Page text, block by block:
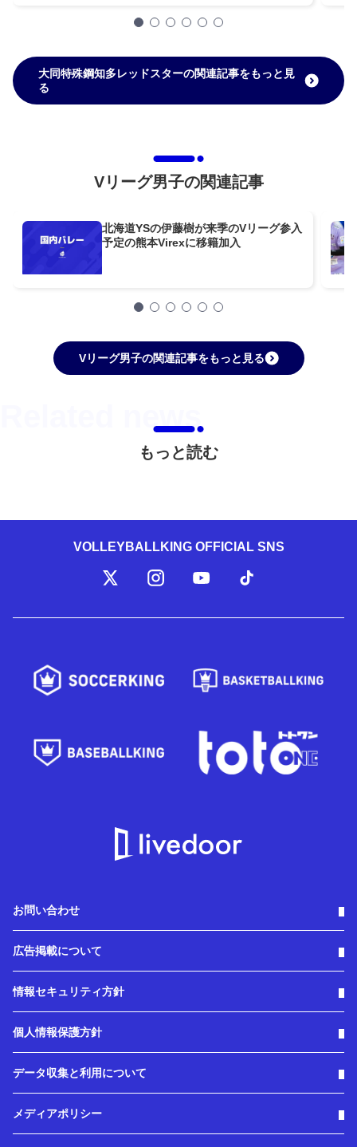
大同特殊鋼知多レッドスターの関連記事をもっと見
る
Vリーグ男子の関連記事
北海道YSの伊藤樹が来季のVリーグ参入
予定の熊本Virexに移籍加入
Vリーグ男子の関連記事をもっと見る
もっと読む
VOLLEYBALLKING OFFICIAL SNS
お問い合わせ
広告掲載について
情報セキュリティ方針
個人情報保護方針
データ収集と利用について
メディアポリシー